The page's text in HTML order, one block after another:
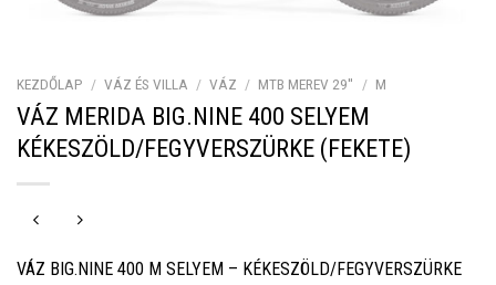
KEZDŐLAP / VÁZ ÉS VILLA / VÁZ / MTB MEREV 29'' / M
VÁZ MERIDA BIG.NINE 400 SELYEM
KÉKESZÖLD/FEGYVERSZÜRKE (FEKETE)
VÁZ BIG.NINE 400 M SELYEM – KÉKESZÖLD/FEGYVERSZÜRKE